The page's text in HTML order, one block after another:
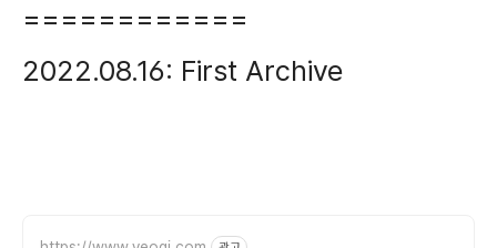
============
2022.08.16: First Archive